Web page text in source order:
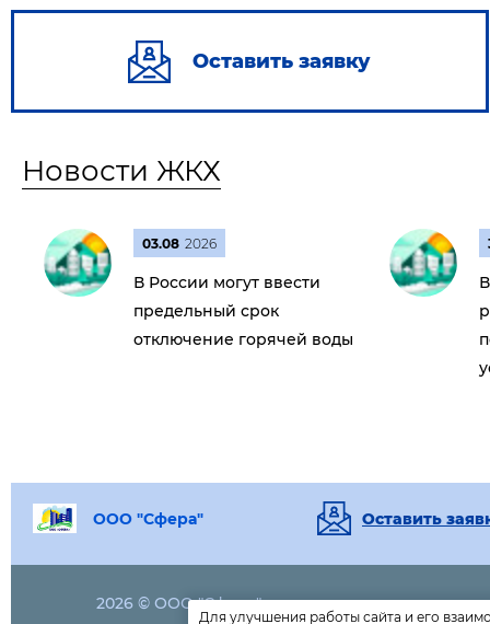
Оставить заявку
Новости ЖКХ
03.08 2026
В России могут ввести
предельный срок
отключение горячей воды
ООО "Сфера" Оставить
2026 © ООО "Сфера"
2-
Для улучшения работы сайта и его